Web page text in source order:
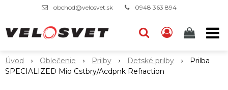
obchod@velosvet.sk 0948 363 894
Úvod Oblečenie Prilby Detské prilby
Prilba
SPECIALIZED Mio Cstbry/Acdpnk Refraction